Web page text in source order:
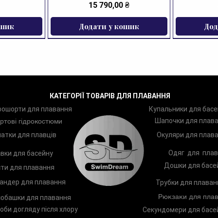
Ціна
15 790,00 ₴
Додати у кошик
Two Шампунь TRISWIM Shampoo Чоловічі
Zoggs Лопатки для плавання Zoggs Дитяче
КАТЕГОРІЇ ТОВАРІВ ДЛЯ ПЛАВАННЯ
для плавання
гідрокостюми
для плавців
Купальники для
Шапочки для
Окуляри для
для басейну
для плавання
Одяг для
Дошки для
для плавання
для плавання
догляду після хлору
Трубки для
Рюкзаки для
Секундомери для